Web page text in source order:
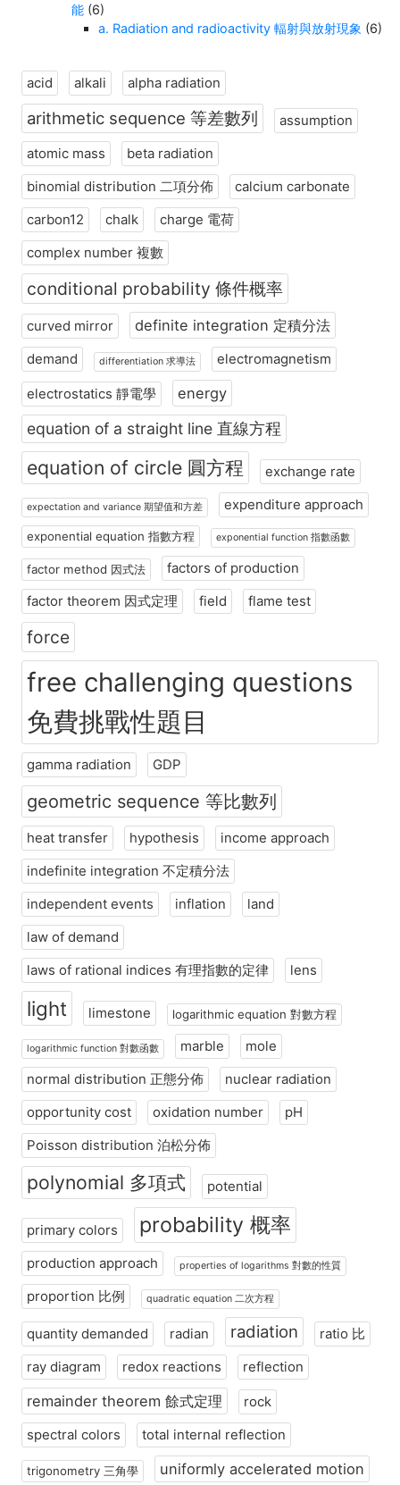
能 (6)
a. Radiation and radioactivity 輻射與放射現象 (6)
acid alkali alpha radiation
arithmetic sequence 等差數列
assumption
atomic mass
beta radiation
binomial distribution 二項分佈
calcium carbonate
carbon12
chalk
charge 電荷
complex number 複數
conditional probability 條件概率
curved mirror definite integration 定積分法
demand differentiation 求導法 electromagnetism
electrostatics 靜電學 energy
equation of a straight line 直線方程
equation of circle 圓方程 exchange rate
expectation and variance 期望值和方差 expenditure approach
exponential equation 指數方程 exponential function 指數函數
factor method 因式法
factors of production
factor theorem 因式定理
field flame test
force
free challenging questions
免費挑戰性題目
gamma radiation GDP
geometric sequence 等比數列
heat transfer hypothesis
income approach
indefinite integration 不定積分法
independent events
inflation
land
law of demand
laws of rational indices 有理指數的定律
lens
light limestone logarithmic equation 對數方程
logarithmic function 對數函數 marble
mole
normal distribution 正態分佈
nuclear radiation
opportunity cost
oxidation number
pH
Poisson distribution 泊松分佈
polynomial 多項式 potential
primary colors probability 概率
production approach properties of logarithms 對數的性質
proportion 比例 quadratic equation 二次方程
quantity demanded radian radiation
ratio 比
ray diagram
redox reactions reflection
remainder theorem 餘式定理
rock
spectral colors
total internal reflection
trigonometry 三角學 uniformly accelerated motion